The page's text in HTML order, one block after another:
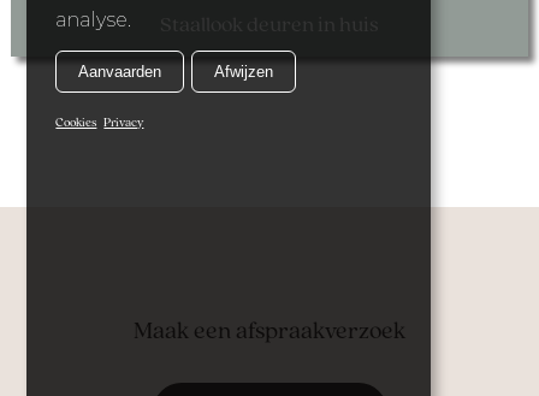
Maak een afspraakverzoek
analyse.
Aanvaarden Afwijzen
Cookies Privacy